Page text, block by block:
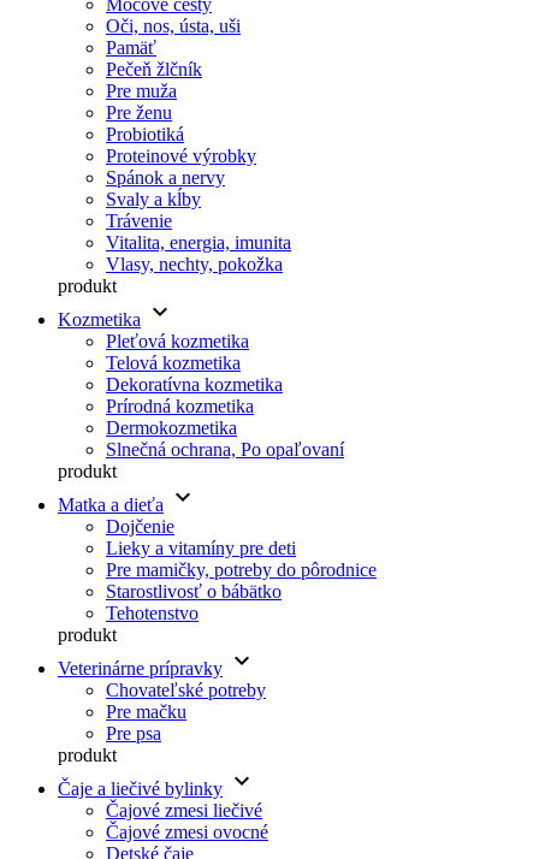
Oči, nos, ústa, uši
Pamäť
Pečeň žlčník
Pre muža
Pre ženu
Probiotiká
Proteinové výrobky
Spánok a nervy
Svaly a kĺby
Trávenie
Vitalita, energia, imunita
Vlasy, nechty, pokožka
produkt
Kozmetika
keyboard_arrow_down
Pleťová kozmetika
Telová kozmetika
Dekoratívna kozmetika
Prírodná kozmetika
Dermokozmetika
Slnečná ochrana, Po opaľovaní
produkt
Matka a dieťa
keyboard_arrow_down
Dojčenie
Lieky a vitamíny pre deti
Pre mamičky, potreby do pôrodnice
Starostlivosť o bábätko
Tehotenstvo
produkt
Veterinárne prípravky keyboard_arrow_down
Chovateľské potreby
Pre mačku
Pre psa
produkt
Čaje a liečivé bylinky keyboard_arrow_down
Čajové zmesi liečivé
Čajové zmesi ovocné
Detské čaje